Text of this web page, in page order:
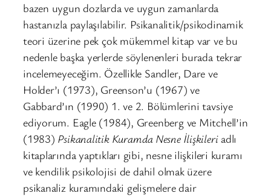
bazen uygun dozlarda ve uygun zamanlarda
hastanızla paylaşılabilir. Psikanalitik/psikodinamik
teori üzerine pek çok mükemmel kitap var ve bu
nedenle başka yerlerde söylenenleri burada tekrar
incelemeyeceğim. Özellikle Sandler, Dare ve
Holder’ı (1973), Greenson’u (1967) ve
Gabbard’ın (1990) 1. ve 2. Bölümlerini tavsiye
ediyorum. Eagle (1984), Greenberg ve Mitchell’in
(1983) Psikanalitik Kuramda Nesne İlişkileriadlı
kitaplarında yaptıkları gibi, nesne ilişkileri kuramı
ve kendilik psikolojisi de dahil olmak üzere
psikanaliz kuramındaki gelişmelere dair